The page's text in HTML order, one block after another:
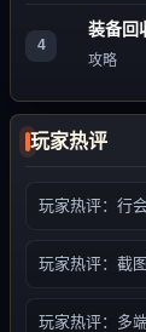
4
装备回
攻略
玩家热评
玩家热评：行
玩家热评：截
玩家热评：多